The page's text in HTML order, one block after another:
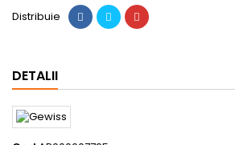
Distribuie
DETALII